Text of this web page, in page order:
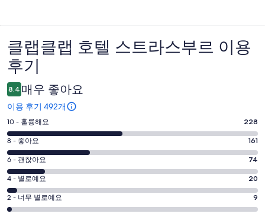
이
용
후
기
클랩클랩 호텔 스트라스부르 이용
후기
8.4 매우 좋아요
이용 후기 492개
평
점
10
-
훌
륭
해
요.
10 - 훌륭해요 228
평
점
8
-
좋
아
8 - 좋아요 161
평
점
6
-
괜
6 - 괜찮아요 74
평
점
4
4 - 별로예요 20
평
점
2 - 너무 별로예요 9